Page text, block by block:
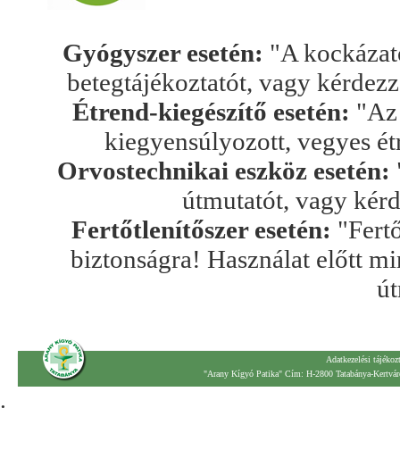
Gyógyszer esetén: "A
betegtájékoztatót, vagy
Étrend-kiegészítő esetén: "Az
kiegyensúlyozott, vegyes
Orvostechnikai eszköz esetén:
útmutatót, vagy
Fertőtlenítőszer esetén:
biztonságra! Használat előtt
Adatkezelési
"Arany Kígyó Patika" Cím: H-2800 Tatabánya-
.